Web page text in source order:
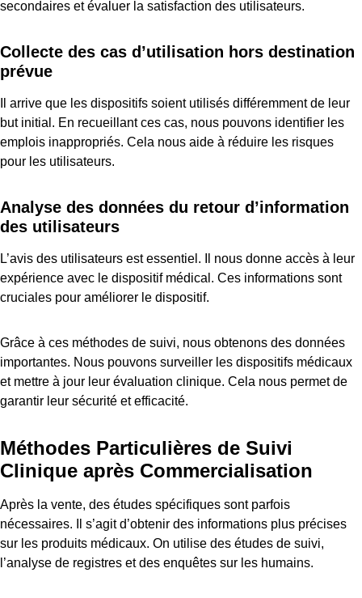
secondaires et évaluer la satisfaction des utilisateurs.
Collecte des cas d’utilisation hors destination
prévue
Il arrive que les dispositifs soient utilisés différemment de leur
but initial. En recueillant ces cas, nous pouvons identifier les
emplois inappropriés. Cela nous aide à réduire les risques
pour les utilisateurs.
Analyse des données du retour d’information
des utilisateurs
L’avis des utilisateurs est essentiel. Il nous donne accès à leur
expérience avec le dispositif médical. Ces informations sont
cruciales pour améliorer le dispositif.
Grâce à ces méthodes de suivi, nous obtenons des données
importantes. Nous pouvons surveiller les dispositifs médicaux
et mettre à jour leur évaluation clinique. Cela nous permet de
garantir leur sécurité et efficacité.
Méthodes Particulières de Suivi
Clinique après Commercialisation
Après la vente, des études spécifiques sont parfois
nécessaires. Il s’agit d’obtenir des informations plus précises
sur les produits médicaux. On utilise des études de suivi,
l’analyse de registres et des enquêtes sur les humains.